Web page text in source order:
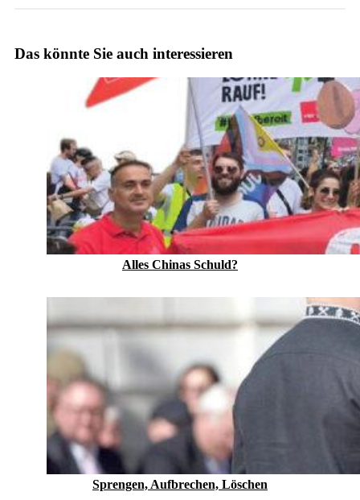
Das könnte Sie auch interessieren
Alles Chinas Schuld?
Sprengen, Aufbrechen, Löschen